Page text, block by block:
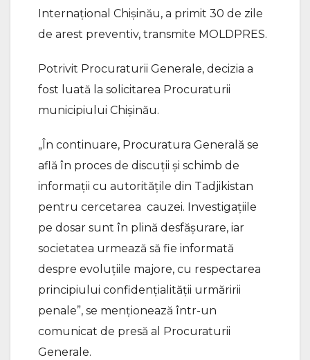
Internațional Chișinău, a primit 30 de zile
de arest preventiv, transmite MOLDPRES.
Potrivit Procuraturii Generale, decizia a
fost luată la solicitarea Procuraturii
municipiului Chișinău.
„În continuare, Procuratura Generală se
află în proces de discuții și schimb de
informații cu autoritățile din Tadjikistan
pentru cercetarea cauzei. Investigațiile
pe dosar sunt în plină desfășurare, iar
societatea urmează să fie informată
despre evoluțiile majore, cu respectarea
principiului confidențialității urmăririi
penale”, se menționează într-un
comunicat de presă al Procuraturii
Generale.